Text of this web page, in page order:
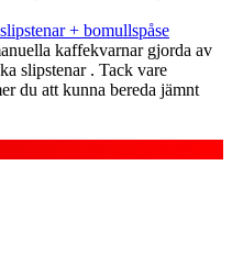
+ bomullspåse
kaffekvarnar gjorda av
slipstenar . Tack vare
du att kunna bereda jämnt